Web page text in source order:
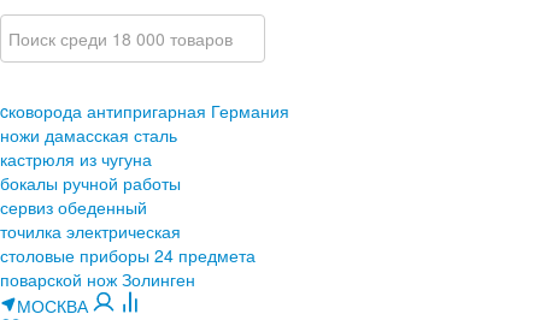
cковорода антипригарная Германия
ножи дамасская сталь
кастрюля из чугуна
бокалы ручной работы
сервиз обеденный
точилка электрическая
столовые приборы 24 предмета
поварской нож Золинген
МОСКВА